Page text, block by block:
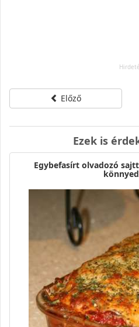
Előző
Ezek is
Egybefasírt olvadozó